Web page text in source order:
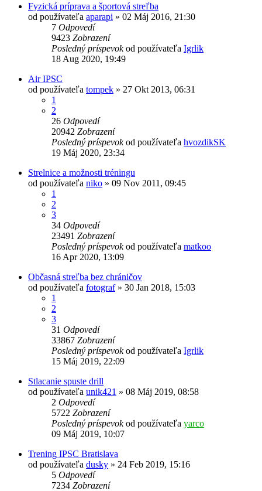
Fyzická príprava a športová streľba
od používateľa aparapi » 02 Máj 2016, 21:30
7 Odpovedí
9423 Zobrazení
Posledný príspevokod používateľa Igrlik
18 Aug 2020, 19:49
Air IPSC
od používateľa tompek » 27 Okt 2013, 06:31
1
2
26 Odpovedí
20942 Zobrazení
Posledný príspevokod používateľa hvozdikSK
19 Máj 2020, 23:34
Strelnice a možnosti tréningu
od používateľa niko » 09 Nov 2011, 09:45
1
2
3
34 Odpovedí
23491 Zobrazení
Posledný príspevokod používateľa matkoo
16 Apr 2020, 13:09
Občasná streľba bez chráničov
od používateľa fotograf» 30 Jan 2018, 15:03
1
2
3
31 Odpovedí
33867 Zobrazení
Posledný príspevokod používateľa Igrlik
15 Máj 2019, 22:09
Stlacanie spuste drill
od používateľa unik421 » 08 Máj 2019, 08:58
2 Odpovedí
5722 Zobrazení
Posledný príspevokod používateľa yarco
09 Máj 2019, 10:07
Trening IPSC Bratislava
od používateľa dusky » 24 Feb 2019, 15:16
5 Odpovedí
7234 Zobrazení